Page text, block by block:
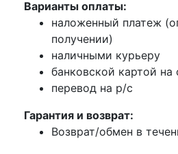
Варианты оплаты:
наложенный платеж
получении)
наличными курьеру
банковской картой на
перевод на р/с
Гарантия и возврат:
Возврат/обмен в